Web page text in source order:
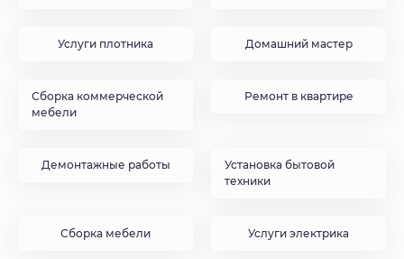
Услуги плотника Домашний мастер
Сборка коммерческой
мебели
Ремонт в квартире
Демонтажные работы
Установка бытовой
техники
Сборка мебели Услуги электрика